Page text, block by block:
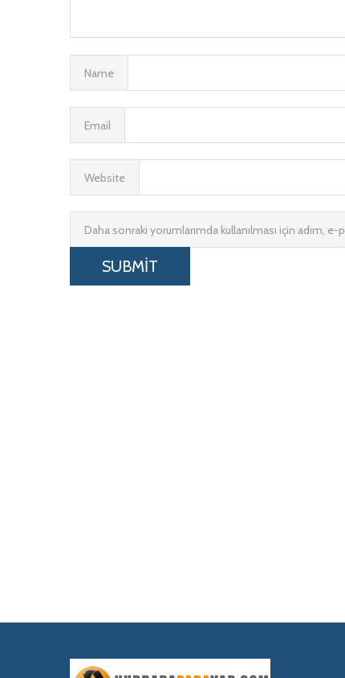
Name
Email
Website
Daha sonraki yorumlarımda kullanılması için adım,